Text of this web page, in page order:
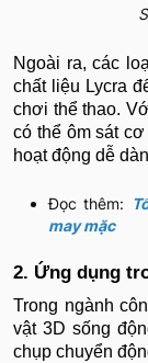
Ngoài ra, các
chất liệu Lycra
chơi thể thao.
có thể ôm sát
hoạt động dễ
Đọc thêm:
may mặc
2. Ứng dụng
Trong ngành
vật 3D sống
chụp chuyển